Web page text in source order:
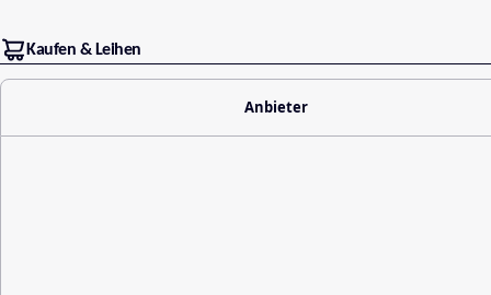
Kaufen & Leihen
Anbieter